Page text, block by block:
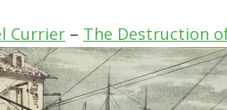
Currier – The Destruction